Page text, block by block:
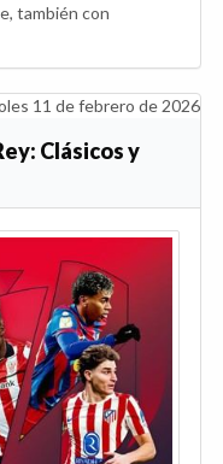
también con
11 de febrero de 2026
Clásicos y